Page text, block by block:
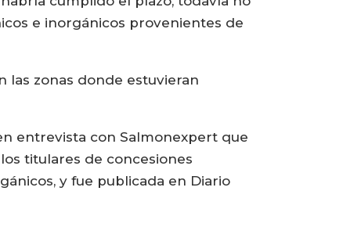
e inorgánicos provenientes de
las zonas donde estuvieran
entrevista con Salmonexpert que
titulares de concesiones
y fue publicada en Diario